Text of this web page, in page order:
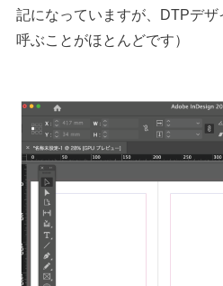
記になっていますが、DTPデザ
呼ぶことがほとんどです）